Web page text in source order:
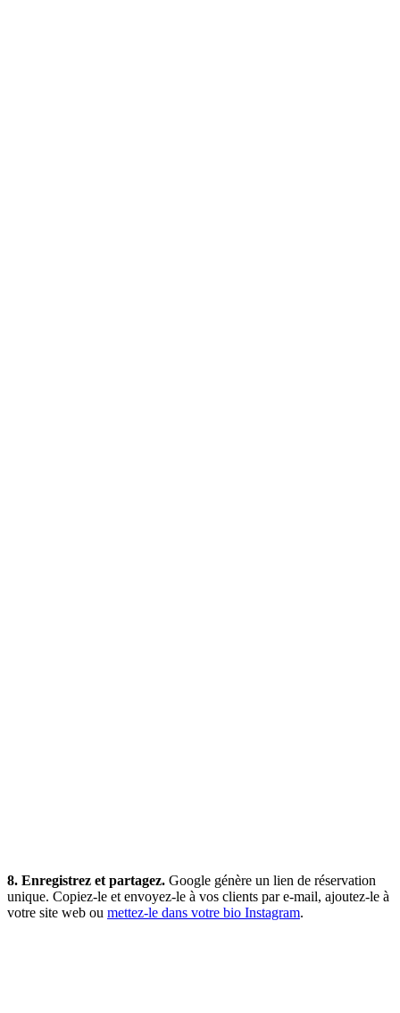
8. Enregistrez et partagez. Google génère un lien de réservation
unique. Copiez-le et envoyez-le à vos clients par e-mail, ajoutez-le à
votre site web ou mettez-le dans votre bio Instagram.